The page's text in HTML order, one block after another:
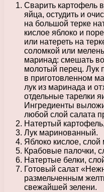
Сварить картофель
яйца, остудить и
на большой терке
кислое яблоко и
или натереть на
соломкой или
маринад: смешать
молотый перец. Лук
в приготовленном
лук из маринада и
отдельные тарелки
Ингредиенты
любой слой салата
Натертый
Лук маринованный.
Яблоко кислое, слой
Крабовые палочки,
Натертые белки,
Готовый салат
размельченным
свежайшей зелени.